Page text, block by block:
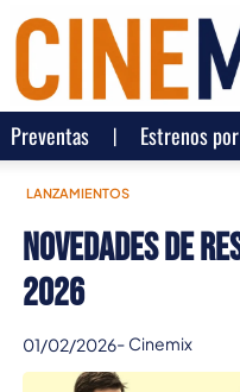
Preventas Estrenos
LANZAMIENTOS
Novedades de
2026
01/02/2026- Cinemix